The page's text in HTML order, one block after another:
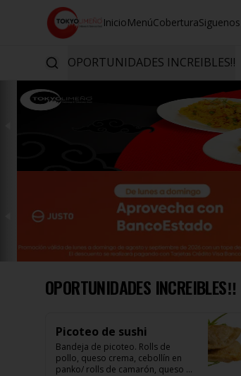
InicioMenúCoberturaSiguenos
OPORTUNIDADES INCREIBLES‼️
OPORTUNIDADES INCREIBLES‼️
Picoteo de sushi
Bandeja de picoteo. Rolls de
pollo, queso crema, cebollín en
panko/ rolls de camarón, queso